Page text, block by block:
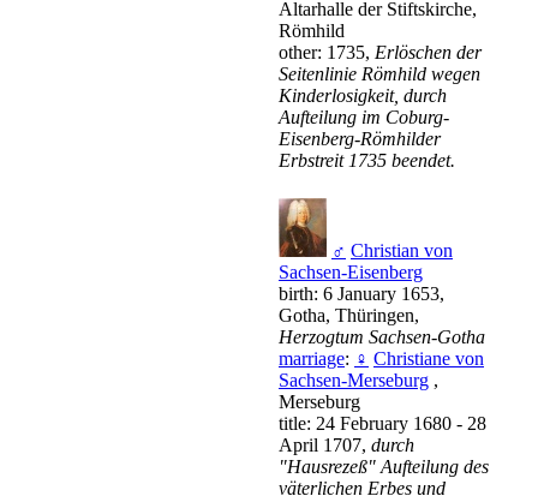
Altarhalle der Stiftskirche,
Römhild
other: 1735, Erlöschen der
Seitenlinie Römhild wegen
Kinderlosigkeit, durch
Aufteilung im Coburg-
Eisenberg-Römhilder
Erbstreit 1735 beendet.
♂ Christian von
Sachsen-Eisenberg
birth: 6 January 1653,
Gotha, Thüringen,
Herzogtum Sachsen-Gotha
marriage: ♀ Christiane von
Sachsen-Merseburg ,
Merseburg
title: 24 February 1680 - 28
April 1707, durch
"Hausrezeß" Aufteilung des
väterlichen Erbes und